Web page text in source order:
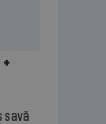
savā